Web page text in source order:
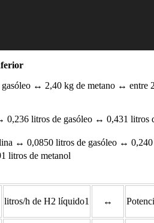
↔ 2,40 kg de metano ↔ entre
litros de gasóleo ↔ 0,431 litros
↔ 0,0850 litros de gasóleo ↔
litros de metanol
litros/h de H2 líquido1 ↔